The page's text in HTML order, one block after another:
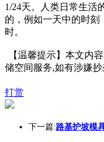
1/24天。人类日常生活
的，例如一天中的时刻
时。
【温馨提示】本文内
储空间服务,如有涉嫌抄
打赏
下一篇:路基护坡模